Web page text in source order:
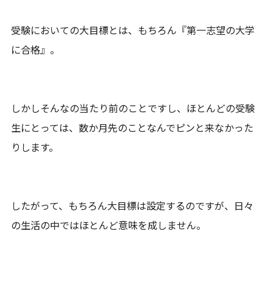
受験においての大目標とは、もちろん『第一志望の大学
に合格』。
しかしそんなの当たり前のことですし、ほとんどの受験
生にとっては、数か月先のことなんでピンと来なかった
りします。
したがって、もちろん大目標は設定するのですが、日々
の生活の中ではほとんど意味を成しません。